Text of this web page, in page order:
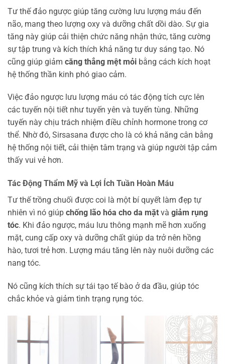
Tư thế đảo ngược giúp tăng cường lưu lượng máu đến
não, mang theo lượng oxy và dưỡng chất dồi dào. Sự gia
tăng này giúp cải thiện chức năng nhận thức, tăng cường
sự tập trung và kích thích khả năng tư duy sáng tạo. Nó
cũng giúp giảm căng thẳng mệt mỏi bằng cách kích hoạt
hệ thống thần kinh phó giao cảm.
Việc đảo ngược lưu lượng máu có tác động tích cực lên
các tuyến nội tiết như tuyến yên và tuyến tùng. Những
tuyến này chịu trách nhiệm điều chỉnh hormone trong cơ
thể. Nhờ đó, Sirsasana được cho là có khả năng cân bằng
hệ thống nội tiết, cải thiện tâm trạng và giúp người tập cảm
thấy vui vẻ hơn.
Tác Động Thẩm Mỹ và Lợi Ích Tuần Hoàn Máu
Tư thế trồng chuối được coi là một bí quyết làm đẹp tự
nhiên vì nó giúp chống lão hóa cho da mặt và giảm rụng
tóc. Khi đảo ngược, máu lưu thông mạnh mẽ hơn xuống
mặt, cung cấp oxy và dưỡng chất giúp da trở nên hồng
hào, tươi trẻ hơn. Lượng máu tăng lên này nuôi dưỡng các
nang tóc.
Nó cũng kích thích sự tái tạo tế bào ở da đầu, giúp tóc
chắc khỏe và giảm tình trạng rụng tóc.